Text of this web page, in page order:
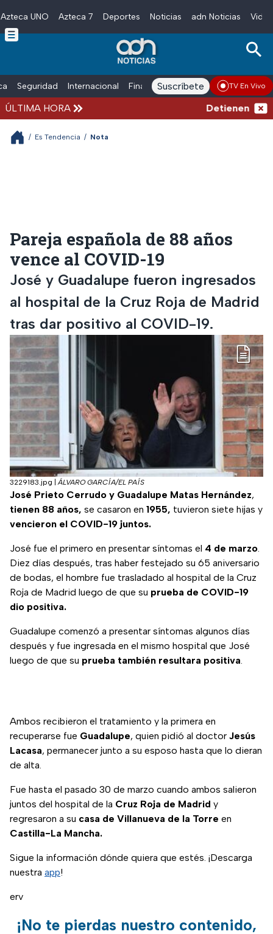
Skip to main content
Azteca UNO Azteca 7 Deportes Noticias adn Noticias
Seguridad Internacional Finanzas adn Noticias Radio
Suscríbete TV En Vivo
ÚLTIMA HORA Detienen al
/ Es Tendencia / Nota
Pareja española de 88 años
vence al COVID-19
José y Guadalupe fueron ingresados
al hospital de la Cruz Roja de Madrid
tras dar positivo al COVID-19.
3229183.jpg |ÁLVARO GARCÍA/EL PAÍS
José Prieto Cerrudo y Guadalupe Matas Hernández,
tienen 88 años, se casaron en 1955, tuvieron siete hijas y
vencieron el COVID-19 juntos.
José fue el primero en presentar síntomas el 4 de marzo.
Diez días después, tras haber festejado su 65 aniversario
de bodas, el hombre fue trasladado al hospital de la Cruz
Roja de Madrid luego de que su prueba de COVID-19
dio positiva.
Guadalupe comenzó a presentar síntomas algunos días
después y fue ingresada en el mismo hospital que José
luego de que su prueba también resultara positiva.
Ambos recibieron el tratamiento y la primera en
recuperarse fue Guadalupe, quien pidió al doctor Jesús
Lacasa, permanecer junto a su esposo hasta que lo dieran
de alta.
Fue hasta el pasado 30 de marzo cuando ambos salieron
juntos del hospital de la Cruz Roja de Madrid y
regresaron a su casa de Villanueva de la Torre en
Castilla-La Mancha.
Sigue la información dónde quiera que estés. ¡Descarga
nuestra app!
erv
¡No te pierdas nuestro contenido,